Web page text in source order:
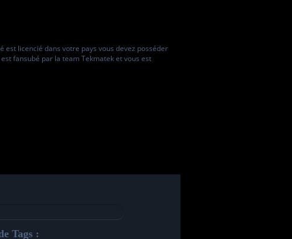
est licencié dans votre pays vous devez posséder
fansubé par la team Tekmatek et vous est
Tags :